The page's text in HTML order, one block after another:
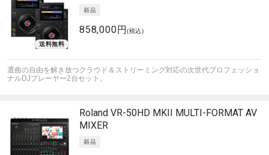
858,000円(税込)
選曲の自由を解き放つクラウド＆ストリーミング対応の次世代プロフェッショ
ナルDJプレーヤー2台セット。
Roland VR-50HD MKII MULTI-FORMAT AV
MIXER